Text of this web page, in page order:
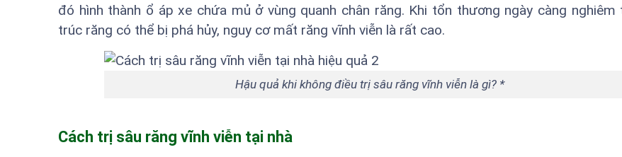
đó hình thành ổ áp xe chứa mủ ở vùng quanh chân răng. Khi tổn thương ngày càng nghiêm
trúc răng có thể bị phá hủy, nguy cơ mất răng vĩnh viễn là rất cao.
Hậu quả khi không điều trị sâu răng vĩnh viễn là gì? *
Cách trị sâu răng vĩnh viễn tại nhà